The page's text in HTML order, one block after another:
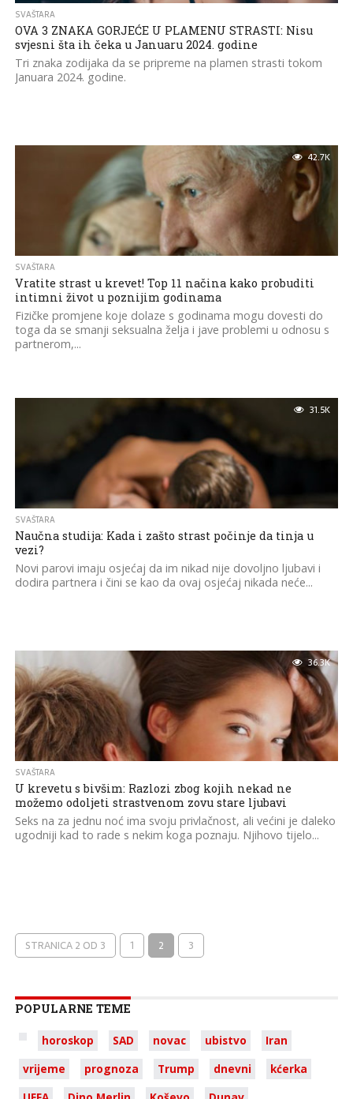
SVAŠTARA
OVA 3 ZNAKA GORJEĆE U PLAMENU STRASTI: Nisu
svjesni šta ih čeka u Januaru 2024. godine
Tri znaka zodijaka da se pripreme na plamen strasti tokom
Januara 2024. godine.
42.7K
SVAŠTARA
Vratite strast u krevet! Top 11 načina kako probuditi
intimni život u poznijim godinama
Fizičke promjene koje dolaze s godinama mogu dovesti do
toga da se smanji seksualna želja i jave problemi u odnosu s
partnerom,...
31.5K
SVAŠTARA
Naučna studija: Kada i zašto strast počinje da tinja u
vezi?
Novi parovi imaju osjećaj da im nikad nije dovoljno ljubavi i
dodira partnera i čini se kao da ovaj osjećaj nikada neće...
36.3K
SVAŠTARA
U krevetu s bivšim: Razlozi zbog kojih nekad ne
možemo odoljeti strastvenom zovu stare ljubavi
Seks na za jednu noć ima svoju privlačnost, ali većini je daleko
ugodniji kad to rade s nekim koga poznaju. Njihovo tijelo...
STRANICA 2 OD 3 1 2 3
POPULARNE TEME
horoskop SAD novac ubistvo
Iran
vrijeme
prognoza Trump dnevni
kćerka